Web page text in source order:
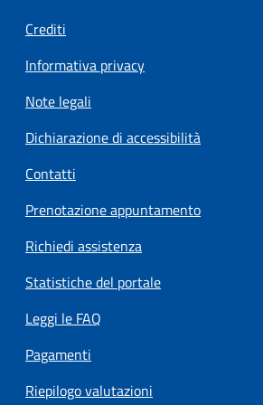
Crediti
Informativa privacy
Note legali
Dichiarazione di accessibilità
Contatti
Prenotazione appuntamento
Richiedi assistenza
Statistiche del portale
Leggi le FAQ
Pagamenti
Riepilogo valutazioni